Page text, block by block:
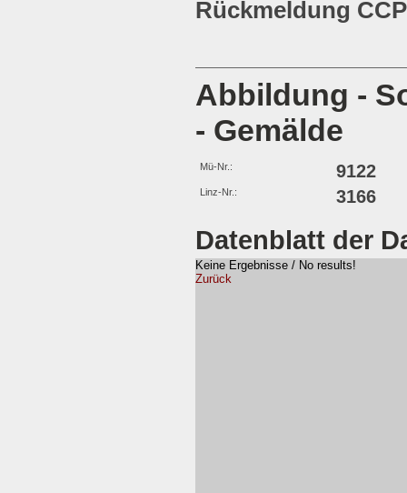
Rückmeldung
Abbildung -
- Gemälde
Mü-Nr.: 9122
Linz-Nr.: 3166
Datenblatt der